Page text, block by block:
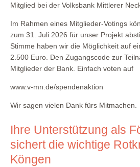
Mitglied bei der Volksbank Mittlerer
Im Rahmen eines Mitglieder-Votings
zum 31. Juli 2026 für unser Projekt
Stimme haben wir die Möglichkeit auf
2.500 Euro. Den Zugangscode zur
Mitglieder der Bank. Einfach voten auf
www.v-mn.de/spendenaktion
Wir sagen vielen Dank fürs Mitmachen.
Ihre Unterstützung als
sichert die wichtige
Köngen